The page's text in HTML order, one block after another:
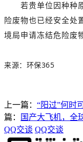
若贵单位因种种
险废物也已经安全处
境局申请冻结危险废
来源： 环保365
上一篇： “阳过”何时
篇：
国产大飞机，全
QQ交谈 QQ交谈